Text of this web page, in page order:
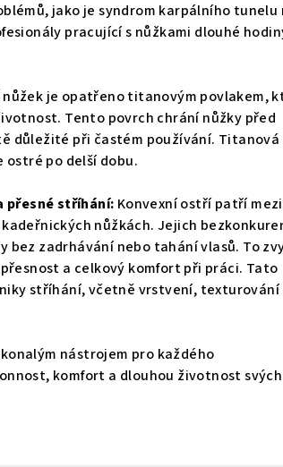
jako je syndrom karpálního tunelu
pracující s nůžkami dlouhé
nůžek je opatřeno titanovým povlakem,
Tento povrch chrání nůžky před
důležité při častém používání. Titanová
po delší dobu.
přesné stříhání: Konvexní ostří patří mezi
nůžkách. Jejich
zadrhávání nebo tahání vlasů. To
a celkový komfort při práci. Tato
stříhání, včetně vrstvení, texturování
nástrojem pro každého
komfort a dlouhou životnost svých